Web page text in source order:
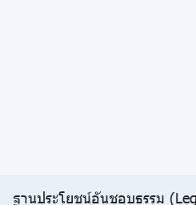
ฐานประโยชน์อันชอบธรรม